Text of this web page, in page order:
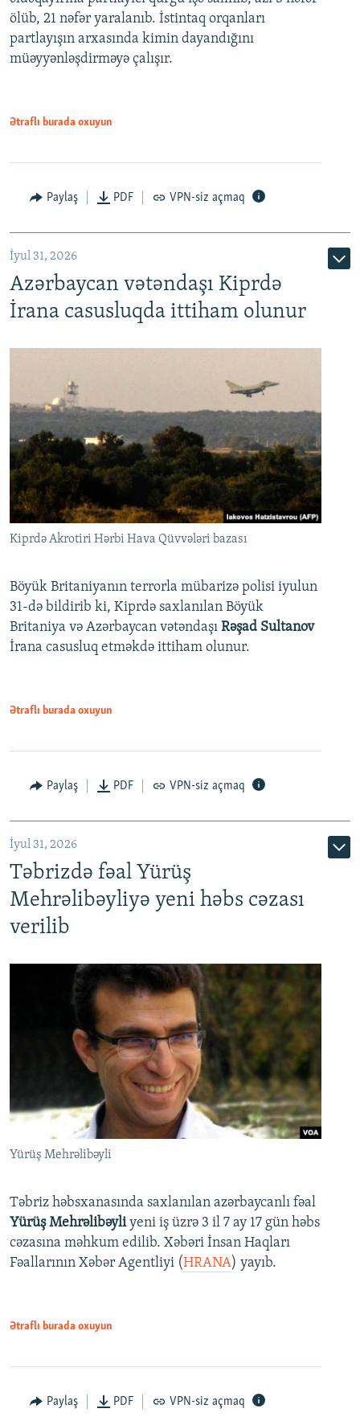
ölüb, 21 nəfər yaralanıb. İstintaq orqanları
partlayışın arxasında kimin dayandığını
müəyyənləşdirməyə çalışır.
Ətraflı burada oxuyun
Paylaş PDF VPN-siz açmaq
İyul 31, 2026
Azərbaycan vətəndaşı Kiprdə
İrana casusluqda ittiham olunur
Kiprdə Akrotiri Hərbi Hava Qüvvələri bazası
Böyük Britaniyanın terrorla mübarizə polisi iyulun
31-də bildirib ki, Kiprdə saxlanılan Böyük
Britaniya və Azərbaycan vətəndaşı Rəşad Sultanov
İrana casusluq etməkdə ittiham olunur.
Ətraflı burada oxuyun
Paylaş PDF VPN-siz açmaq
İyul 31, 2026
Təbrizdə fəal Yürüş
Mehrəlibəyliyə yeni həbs cəzası
verilib
Yürüş Mehrəlibəyli
Təbriz həbsxanasında saxlanılan azərbaycanlı fəal
Yürüş Mehrəlibəyliyeni iş üzrə 3 il 7 ay 17 gün həbs
cəzasına məhkum edilib. Xəbəri İnsan Haqları
Fəallarının Xəbər Agentliyi (HRANA) yayıb.
Ətraflı burada oxuyun
Paylaş PDF VPN-siz açmaq